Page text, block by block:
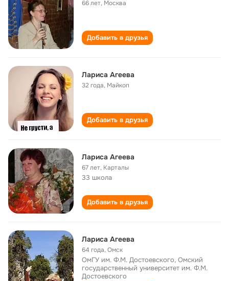
66 лет, Москва
Добавить в друзья
Лариса Агеева
32 года, Майкоп
Добавить в друзья
Лариса Агеева
67 лет, Карталы
33 школа
Добавить в друзья
Лариса Агеева
64 года,Омск
ОмГУ им. Ф.М. Достоевского, Омский
государственный университет им. Ф.М.
Достоевского